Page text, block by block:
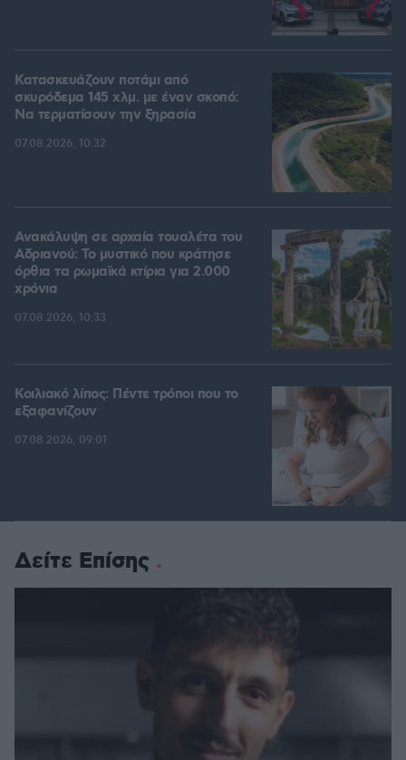
Κατασκευάζουν ποτάμι από
σκυρόδεμα 145 χλμ. με έναν σκοπό:
Να τερματίσουν την ξηρασία
07.08.2026, 10:32
Ανακάλυψη σε αρχαία τουαλέτα του
Αδριανού: Το μυστικό που κράτησε
όρθια τα ρωμαϊκά κτίρια για 2.000
χρόνια
07.08.2026, 10:33
Κοιλιακό λίπος: Πέντε τρόποι που το
εξαφανίζουν
07.08.2026, 09:01
Δείτε Επίσης